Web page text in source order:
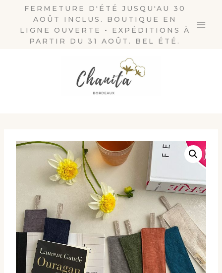
FERMETURE D'ÉTÉ JUSQU'AU 30
AOÛT INCLUS. BOUTIQUE EN
LIGNE OUVERTE • EXPÉDITIONS À
PARTIR DU 31 AOÛT. BEL ÉTÉ.